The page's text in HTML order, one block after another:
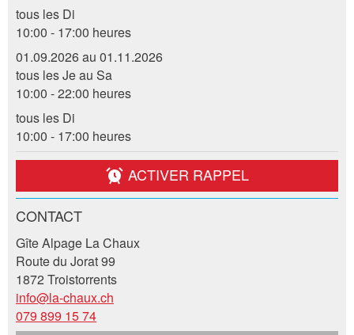
Nachricht
* Saisie nécessaire
Pour des raisons d'assurance qualité une copie de
l'e-mail est transmise à guidle
ECRIRE UN MESSAGE
* Saisie nécessaire
RECOMMANDER L'ANNONCE
Fermer
tous les Di
10:00 - 17:00 heures
01.09.2026 au 01.11.2026
tous les Je au Sa
10:00 - 22:00 heures
tous les Di
10:00 - 17:00 heures
ACTIVER RAPPEL
CONTACT
Gîte Alpage La Chaux
Route du Jorat 99
1872 Troistorrents
info@la-chaux.ch
079 899 15 74